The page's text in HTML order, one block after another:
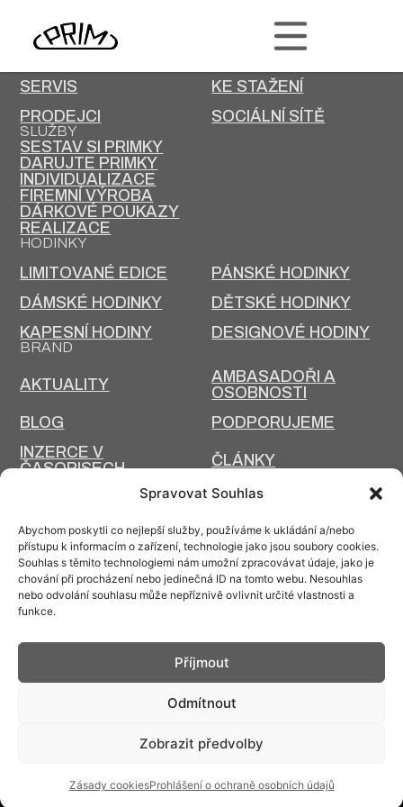
Spravovat Souhlas
Abychom poskytli co nejlepší služby, používáme k ukládání a/nebo
přístupu k informacím o zařízení, technologie jako jsou soubory cookies.
Souhlas s těmito technologiemi nám umožní zpracovávat údaje, jako je
chování při procházení nebo jedinečná ID na tomto webu. Nesouhlas
nebo odvolání souhlasu může nepříznivě ovlivnit určité vlastnosti a
funkce.
Příjmout
Odmítnout
Zobrazit předvolby
Zásady cookiesProhlášení o ochraně osobních údajů
PRIM
KARIÉRA
SERVIS
KE STAŽENÍ
PRODEJCI
SOCIÁLNÍ SÍTĚ
SLUŽBY
SESTAV SI PRIMKY
DARUJTE PRIMKY
INDIVIDUALIZACE
FIREMNÍ VÝROBA
DÁRKOVÉ POUKAZY
REALIZACE
HODINKY
LIMITOVANÉ EDICE
PÁNSKÉ HODINKY
DÁMSKÉ HODINKY
DĚTSKÉ HODINKY
KAPESNÍ HODINY
DESIGNOVÉ HODINY
BRAND
AKTUALITY
AMBASADOŘI A
OSOBNOSTI
BLOG
PODPORUJEME
INZERCE V
ČASOPISECH
ČLÁNKY
VÝROBNÍ
TECHNOLOGIE
DESIGN A VÝROBA
ÚDRŽBA
Kontakt: info@prim.cz
© PRIM2026